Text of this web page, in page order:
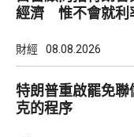
經濟 惟不會就利
財經 08.08.2026
特朗普重啟罷免聯
克的程序